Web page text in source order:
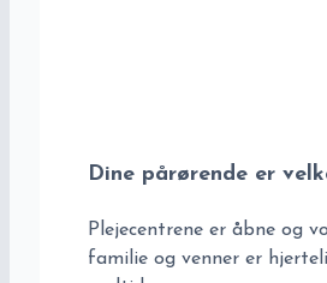
Dine pårørende er
Plejecentrene er åbne og
familie og venner er